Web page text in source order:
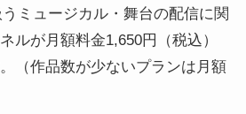
ミュージカル・舞台の配信に関
ルが月額料金1,650円（税込）
（作品数が少ないプランは月額